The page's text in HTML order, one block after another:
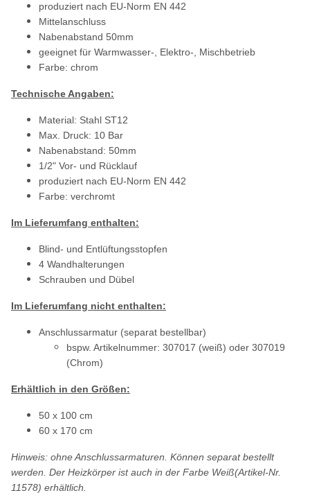
produziert nach EU-Norm EN 442
Mittelanschluss
Nabenabstand 50mm
geeignet für Warmwasser-, Elektro-, Mischbetrieb
Farbe: chrom
Technische Angaben:
Material: Stahl ST12
Max. Druck: 10 Bar
Nabenabstand: 50mm
1/2" Vor- und Rücklauf
produziert nach EU-Norm EN 442
Farbe: verchromt
Im Lieferumfang enthalten:
Blind- und Entlüftungsstopfen
4 Wandhalterungen
Schrauben und Dübel
Im Lieferumfang nicht enthalten:
Anschlussarmatur (separat bestellbar)
bspw. Artikelnummer: 307017 (weiß) oder 307019
(Chrom)
Erhältlich in den Größen:
50 x 100 cm
60 x 170 cm
Hinweis: ohne Anschlussarmaturen. Können separat bestellt
werden. Der Heizkörper ist auch in der Farbe Weiß(Artikel-Nr.
11578) erhältlich.